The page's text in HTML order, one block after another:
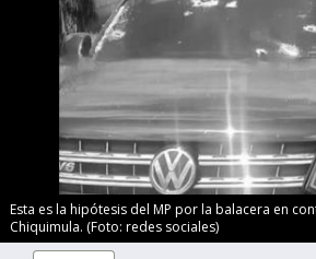
Esta es la hipótesis del MP por la balacera en
Chiquimula. (Foto: redes sociales)